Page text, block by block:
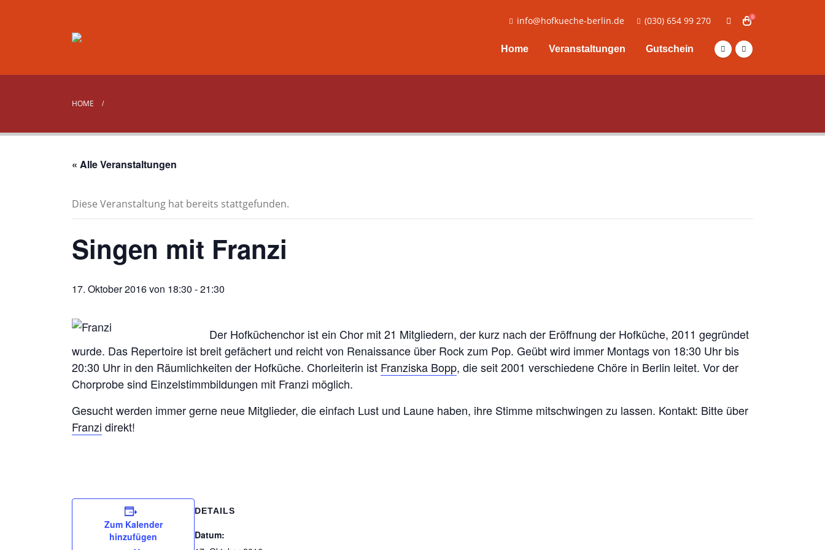
info@hofkueche-berlin.de (030) 654 99 270 0
Home Veranstaltungen Gutschein
HOME
« Alle Veranstaltungen
Diese Veranstaltung hat bereits stattgefunden.
Singen mit Franzi
17. Oktober 2016 von 18:30 -21:30
Der Hofküchenchor ist ein Chor mit 21 Mitgliedern, der kurz nach der Eröffnung der Hofküche, 2011 gegründet
wurde. Das Repertoire ist breit gefächert und reicht von Renaissance über Rock zum Pop. Geübt wird immer Montags von 18:30 Uhr bis
20:30 Uhr in den Räumlichkeiten der Hofküche. Chorleiterin ist Franziska Bopp, die seit 2001 verschiedene Chöre in Berlin leitet. Vor der
Chorprobe sind Einzelstimmbildungen mit Franzi möglich.
Gesucht werden immer gerne neue Mitglieder, die einfach Lust und Laune haben, ihre Stimme mitschwingen zu lassen. Kontakt: Bitte über
Franzi direkt!
Zum Kalender
hinzufügen
DETAILS
Datum: